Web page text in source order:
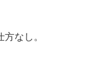
なし。